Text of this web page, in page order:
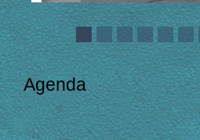
Agenda